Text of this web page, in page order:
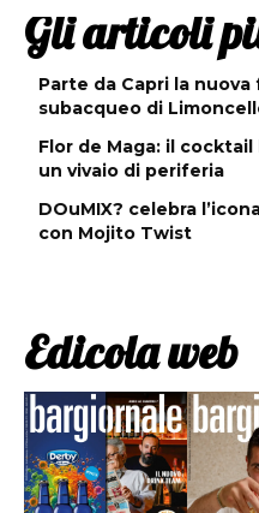
Gli articoli
Parte da Capri la
subacqueo di
Flor de Maga: il
un vivaio di periferia
DOuMIX? celebra
con Mojito Twist
Edicola web